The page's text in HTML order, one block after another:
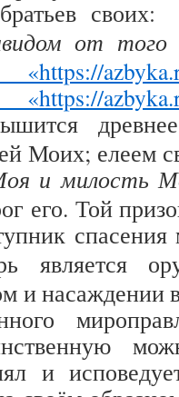
своих:
от
Моих; елеем
и милость
его. Той
спасения
является
и насаждении
и